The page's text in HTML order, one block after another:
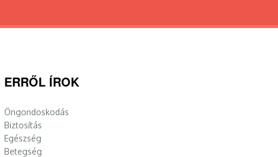
ERRŐL ÍROK
Öngondoskodás
Biztosítás
Egészség
Betegség